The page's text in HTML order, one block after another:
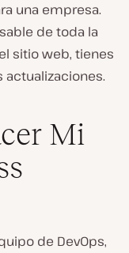
una empresa.
de toda la
sitio web, tienes
actualizaciones.
Mi
de DevOps,